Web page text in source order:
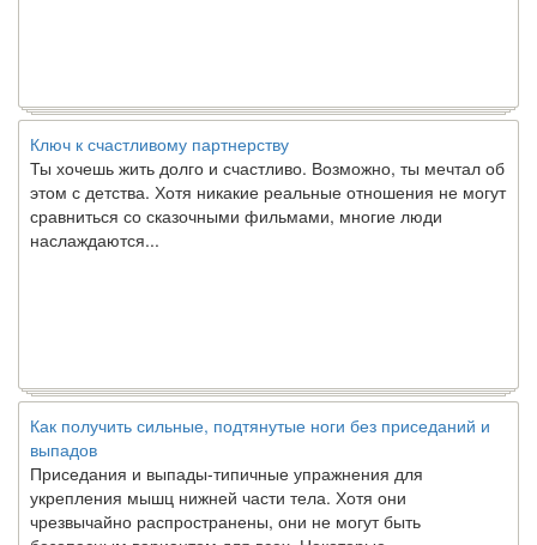
Ты хочешь жить долго и счастливо. Возможно, ты мечтал об
этом с детства. Хотя никакие реальные отношения не могут
сравниться со сказочными фильмами, многие люди
наслаждаются...
выпадов
Приседания и выпады-типичные упражнения для
укрепления мышц нижней части тела. Хотя они
чрезвычайно распространены, они не могут быть
безопасным вариантом для всех. Некоторые...